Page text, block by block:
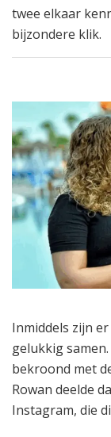
twee elkaar
bijzondere klik.
Inmiddels zijn
gelukkig
bekroond met
Rowan deelde
Instagram, die